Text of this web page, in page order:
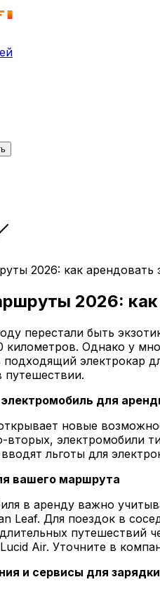
2026: как арендовать
2026: как
перестали быть
Однако у
электрокар
путешествии.
для
новые
электромобили
льготы для
вашего маршрута
в аренду важно
Leaf. Для поездок в
путешествий
Air. Уточните в
и сервисы для зарядки